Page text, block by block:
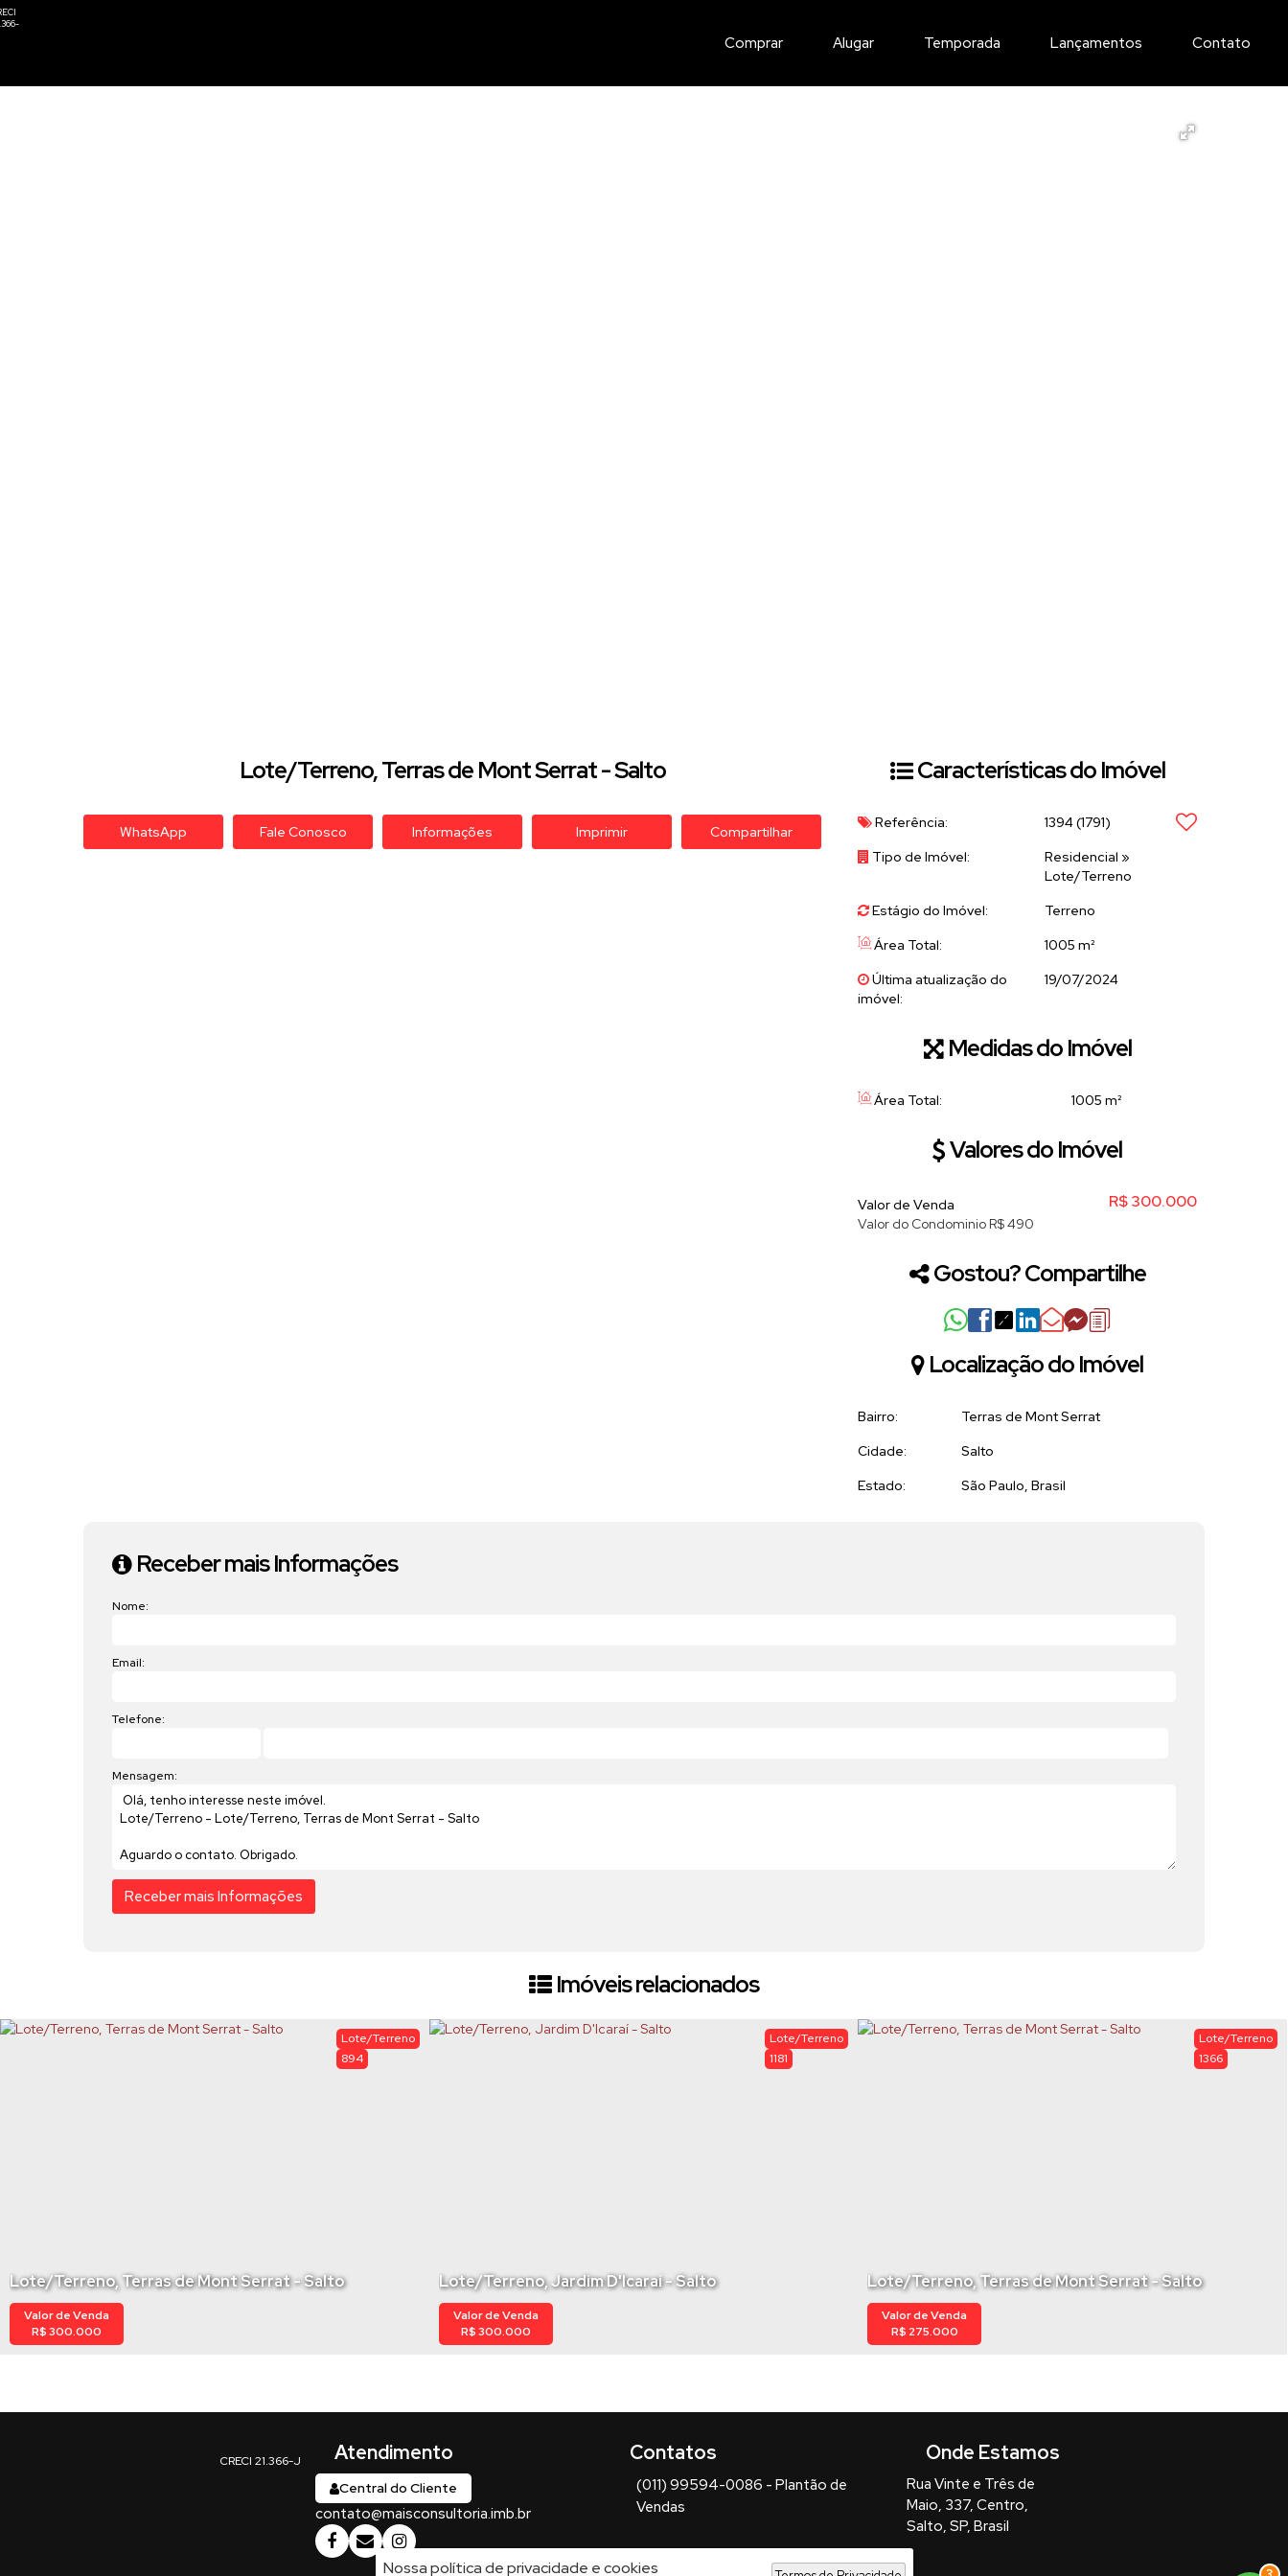
Comprar Alugar Temporada Lançamentos Contato
Nossa política de privacidade e cookies
Lote/Terreno, Terras de Mont Serrat - Salto
WhatsApp Fale Conosco Informações Imprimir Compartilhar
Características do Imóvel
Referência: 1394(1791)
Tipo de Imóvel:
Residencial »
Lote/Terreno
Estágio do Imóvel:
Terreno
Área Total:
1005 m²
Última atualização do
imóvel:
19/07/2024
Medidas do Imóvel
Área Total: 1005 m²
Valores do Imóvel
R$300.000
Valor de Venda
Valor do Condominio R$490
Gostou? Compartilhe
Localização do Imóvel
Bairro:
Terras de Mont Serrat
Cidade:
Salto
Estado:
São Paulo, Brasil
Receber mais Informações
Nome:
Email:
Telefone:
Mensagem:
Imóveis relacionados
Lote/Terreno, Terras de Mont Serrat - Salto
894
Lote/Terreno
R$300.000
Valor de Venda
Lote/Terreno, Jardim D'Icaraí - Salto
1181
Lote/Terreno
R$300.000
Valor de Venda
Lote/Terreno, Terras de Mont Serrat - Salto
1366
Lote/Terreno
R$ 275.000
Valor de Venda
Central do Cliente
contato@maisconsultoria.imb.br
(011) 99594-0086 - Plantão de
Vendas
Rua Vinte e Três de
Maio, 337, Centro,
Salto, SP, Brasil